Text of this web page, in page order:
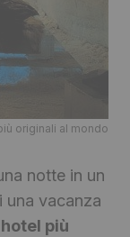
originali al mondo
notte in un
una vacanza
hotel più